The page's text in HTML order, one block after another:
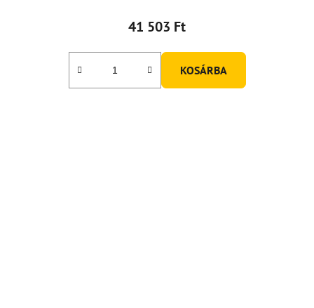
41 503 Ft
KOSÁRBA